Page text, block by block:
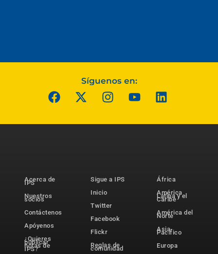
Síguenos en:
Acerca de
IPS
Nuestros
socios
Contáctenos
Apóyenos
¿Quieres
publicar
notas de
IPS?
Sigue a IPS
Inicio
Twitter
Facebook
Flickr
Reglas de
comunidad
África
América
Latina y el
Caribe
América del
Norte
Asia-
Pacífico
Europa